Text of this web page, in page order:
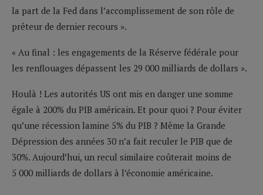
la part de la Fed dans l’accomplissement de son rôle de
prêteur de dernier recours ».
« Au final : les engagements de la Réserve fédérale pour
les renflouages dépassent les 29 000 milliards de dollars ».
Houlà ! Les autorités US ont mis en danger une somme
égale à 200% du PIB américain. Et pour quoi ? Pour éviter
qu’une récession lamine 5% du PIB ? Même la Grande
Dépression des années 30 n’a fait reculer le PIB que de
30%. Aujourd’hui, un recul similaire coûterait moins de
5 000 milliards de dollars à l’économie américaine.